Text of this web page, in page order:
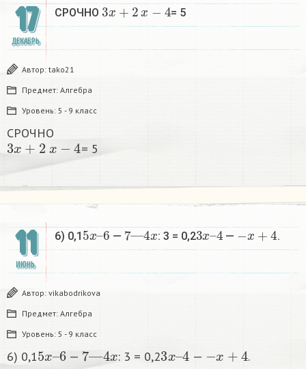
17
ДЕКАБРЬ
СРОЧНО
3x+2 x−4
= 5​
Автор: tako21
Предмет: Алгебра
Уровень: 5 - 9 класс
СРОЧНО
3x+2 x
= 5​
11
ИЮНЬ
6) 0,1
5x–
6
—
7—4x
: 3 = 0,2
3x–
4
—
−x+4
.​
Автор: vikabodrikova
Предмет: Алгебра
Уровень: 5 - 9 класс
6) 0,1
5
6
—
7 4x
: 3 = 0,2
3
4
— .​